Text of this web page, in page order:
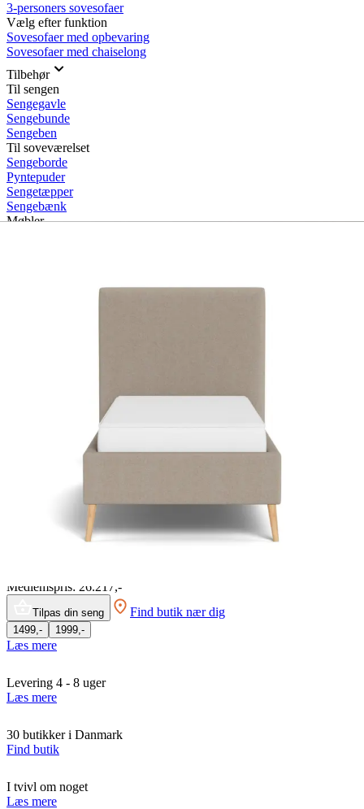
3-personers sovesofaer
Vælg efter funktion
Sovesofaer med opbevaring
Sovesofaer med chaiselong
Tilbehør
Til sengen
Sengegavle
Sengebunde
Sengeben
Til soveværelset
Sengeborde
Pyntepuder
Sengetæpper
Sengebænk
Møbler
Elevation - Enkelt
justerbar komfort, der giver en forbedret søvnoplevelse. Fås i et
moderne design i mange farver og tekstiler. Rhythm Sync-
madrassen sikrer bedst mulig trykaflastning og temperaturregulering
for bedre søvn.
Medlemspris: 26.217,-
Tilpas din seng Find butik nær dig
1499,- 1999,-
Læs mere
Levering 4 - 8 uger
Læs mere
30 butikker i Danmark
Find butik
I tvivl om noget
Læs mere